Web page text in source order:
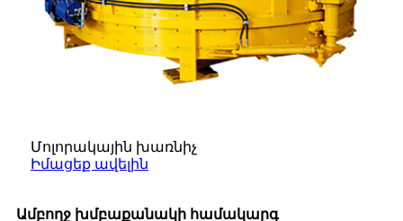
Մոլորակային խառնիչ
Իմացեք ավելին
Ամբողջ խմբաքանակի համակարգ